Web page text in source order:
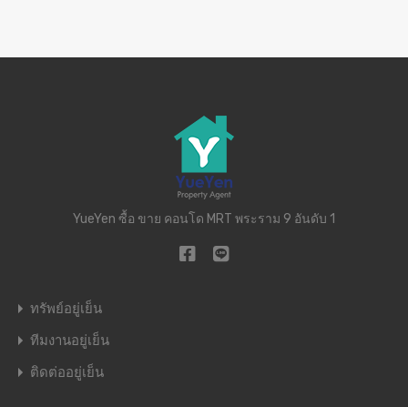
YueYen ซื้อ ขาย คอนโด MRT พระราม 9 อันดับ 1
ทรัพย์อยู่เย็น
ทีมงานอยู่เย็น
ติดต่ออยู่เย็น